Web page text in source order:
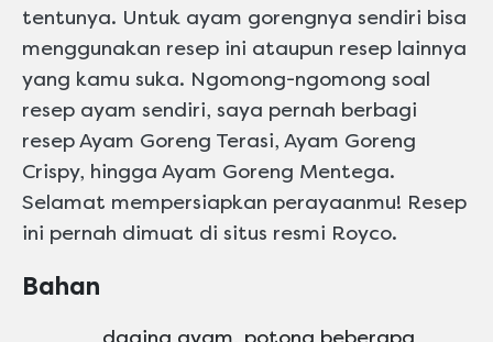
tentunya. Untuk ayam gorengnya sendiri bisa
menggunakan resep ini ataupun resep lainnya
yang kamu suka. Ngomong-ngomong soal
resep ayam sendiri, saya pernah berbagi
resep Ayam Goreng Terasi, Ayam Goreng
Crispy, hingga Ayam Goreng Mentega.
Selamat mempersiapkan perayaanmu! Resep
ini pernah dimuat di situs resmi Royco.
Bahan